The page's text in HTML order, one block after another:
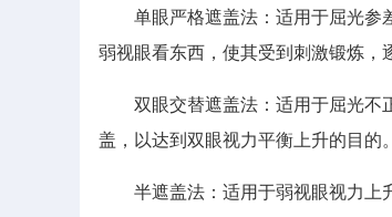
单眼严格遮盖法：适用于屈光参差
弱视眼看东西，使其受到刺激锻炼，
双眼交替遮盖法：适用于屈光不正
盖，以达到双眼视力平衡上升的目的。
半遮盖法：适用于弱视眼视力上升